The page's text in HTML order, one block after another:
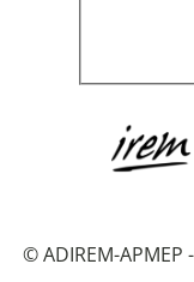
© ADIREM-APMEP